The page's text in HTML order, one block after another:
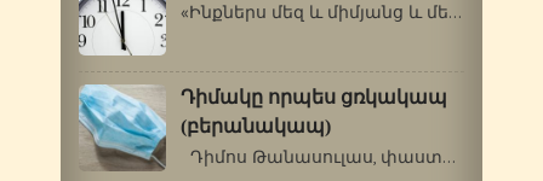
«Ինքներս մեզ և միմյանց և մեր ողջ կյանքը…
Դիմակը որպես ցռկակապ
(բերանակապ)
Դիմոս Թանասուլաս, փաստաբան, Հունաստան…